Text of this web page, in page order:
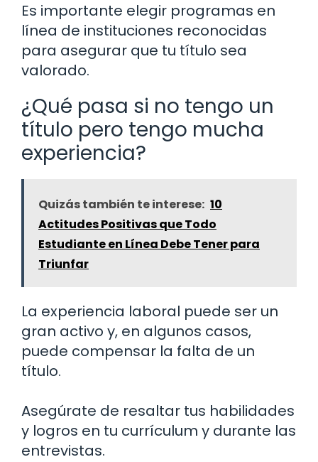
Es importante elegir programas en
línea de instituciones reconocidas
para asegurar que tu título sea
valorado.
¿Qué pasa si no tengo un
título pero tengo mucha
experiencia?
Quizás también te interese: 10
Actitudes Positivas que Todo
Estudiante en Línea Debe Tener para
Triunfar
La experiencia laboral puede ser un
gran activo y, en algunos casos,
puede compensar la falta de un
título.
Asegúrate de resaltar tus habilidades
y logros en tu currículum y durante las
entrevistas.